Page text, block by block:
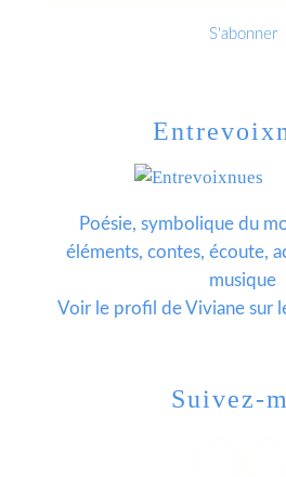
Poésie, symbolique du
éléments, contes, écoute,
musique
Voir le profil deVivianesur
Suivez-